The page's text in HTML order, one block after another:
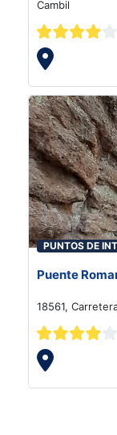
Cambil
PUNTOS DE
Puente
18561,